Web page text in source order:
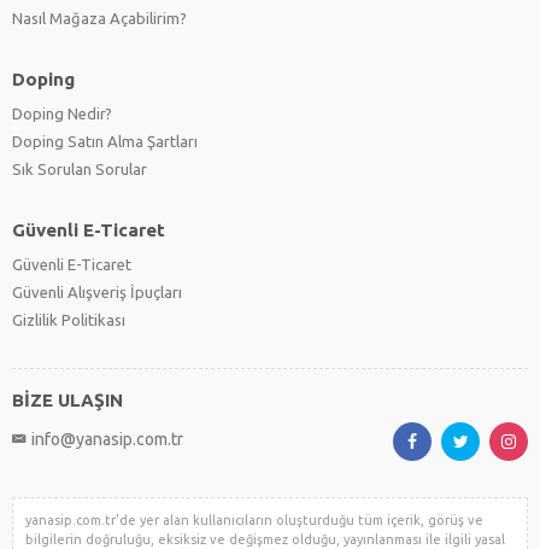
Nasıl Mağaza Açabilirim?
Doping
Doping Nedir?
Doping Satın Alma Şartları
Sık Sorulan Sorular
Güvenli E-Ticaret
Güvenli E-Ticaret
Güvenli Alışveriş İpuçları
Gizlilik Politikası
BİZE ULAŞIN
info@yanasip.com.tr
yanasip.com.tr'de yer alan kullanıcıların oluşturduğu tüm içerik, görüş ve
bilgilerin doğruluğu, eksiksiz ve değişmez olduğu, yayınlanması ile ilgili yasal